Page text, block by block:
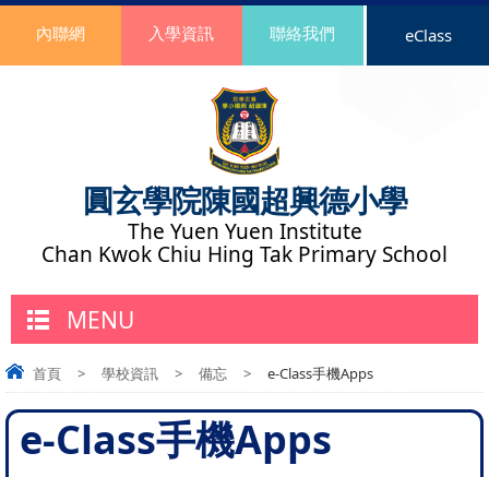
圓玄學院陳國超興德小學
The Yuen Yuen Institute
Chan Kwok Chiu Hing Tak Primary School
內聯網 入學資訊 聯絡我們 eClass
MENU
首頁 > 學校資訊 > 備忘 > e-Class手機Apps
e-Class手機Apps